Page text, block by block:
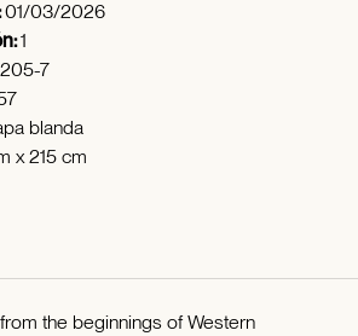
01/03/2026
1
7
blanda
x 215 cm
the beginnings of Western